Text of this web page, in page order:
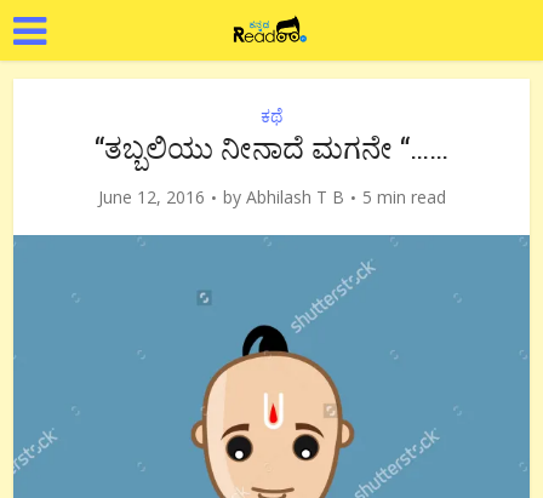
ಕಥೆ
“ತಬ್ಬಲಿಯು ನೀನಾದೆ ಮಗನೇ “……
June 12, 2016 by Abhilash T B 5 min read